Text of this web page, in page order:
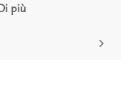
più